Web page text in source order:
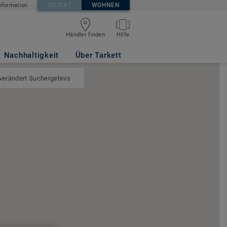
OBJEKT WOHNEN
Händler finden Hilfe
Nachhaltigkeit Über Tarkett
Suchergebnis